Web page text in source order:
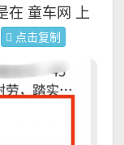
在 童车网 上
点击复制